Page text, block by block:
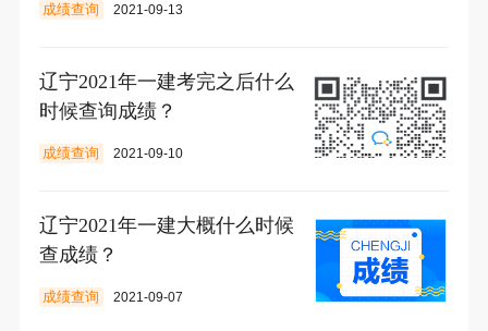
成绩查询 2021-09-13
辽宁2021年一建考完之后什么
时候查询成绩？
成绩查询 2021-09-10
辽宁2021年一建大概什么时候
查成绩？
成绩查询 2021-09-07